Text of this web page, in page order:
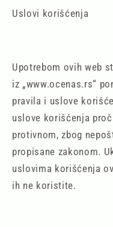
Uslovi korišćenja
Upotrebom ovih web
iz „www.ocenas.rs“
pravila i uslove
uslove korišćenja
protivnom, zbog
propisane zakonom.
uslovima korišćenja
ih ne koristite.